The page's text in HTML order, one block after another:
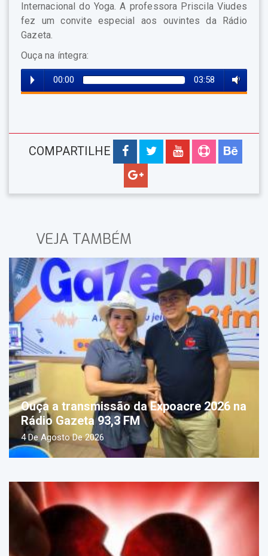
Internacional do Yoga. A professora Priscila Viudes
fez um convite especial aos ouvintes da Rádio
Gazeta.
Ouça na íntegra:
00:00 03:58
COMPARTILHE
VEJA TAMBÉM
Ouça a transmissão da Expoacre 2026 na
Rádio Gazeta 93,3 FM
4 De Agosto De 2026